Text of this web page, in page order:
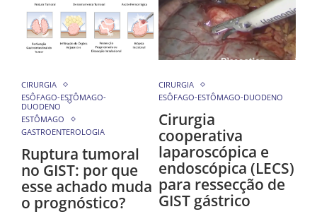
CIRURGIA
ESÔFAGO-ESTÔMAGO-
DUODENO
ESTÔMAGO
GASTROENTEROLOGIA
Ruptura tumoral
no GIST: por que
esse achado muda
o prognóstico?
CIRURGIA
ESÔFAGO-ESTÔMAGO-DUODENO
Cirurgia
cooperativa
laparoscópica e
endoscópica (LECS)
para ressecção de
GIST gástrico